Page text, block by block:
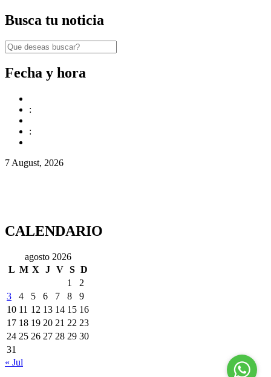
Busca tu noticia
Fecha y hora
:
:
7 August, 2026
CALENDARIO
agosto 2026
L M X J V S D
1
2
3
4 5 6 7 8
9
10 11 12 13 14 15 16
17 18 19 20 21 22 23
24 25 26 27 28 29 30
31
« Jul